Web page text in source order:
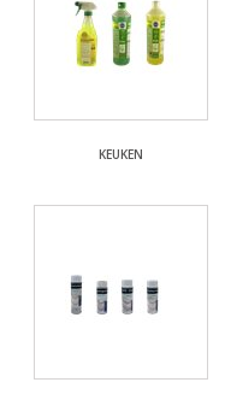
KEUKEN